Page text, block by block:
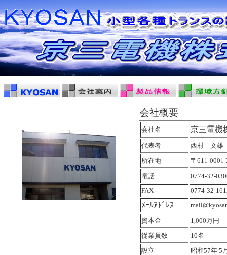
会社名 京三電機
代表者
西村 文雄
所在地
〒611-0001
電話
0774-32-
FAX
0774-32-
ﾒｰﾙｱﾄﾞﾚｽ
資本金
1,000万円
従業員数
10名
設立
昭和57年 5
会社概要